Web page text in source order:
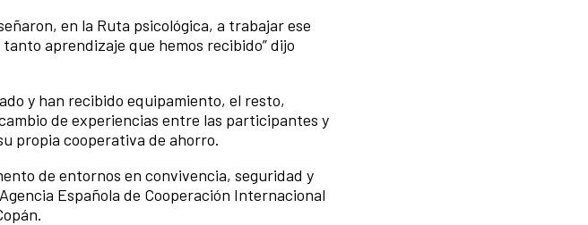
en la Ruta psicológica, a trabajar ese
aprendizaje que hemos recibido” dijo
y han recibido equipamiento, el resto,
de experiencias entre las participantes y
propia cooperativa de ahorro.
de entornos en convivencia, seguridad y
Española de Cooperación Internacional